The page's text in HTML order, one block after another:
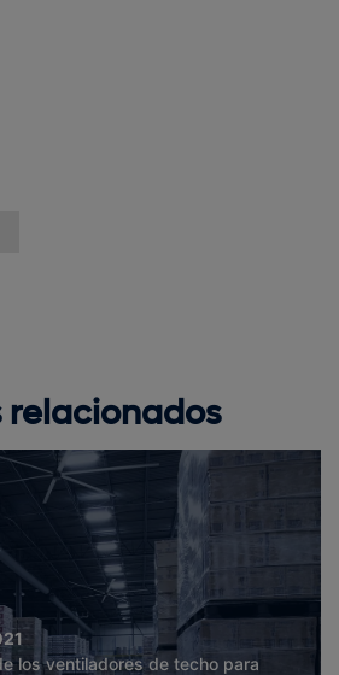
relacionados
los ventiladores de techo para